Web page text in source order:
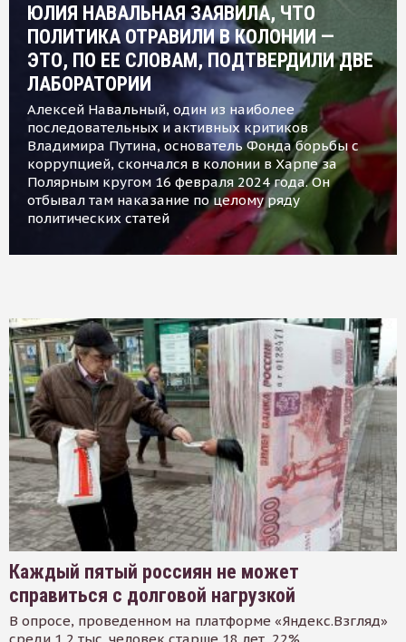
ЮЛИЯ НАВАЛЬНАЯ ЗАЯВИЛА, ЧТО
ПОЛИТИКА ОТРАВИЛИ В КОЛОНИИ —
ЭТО, ПО ЕЕ СЛОВАМ, ПОДТВЕРДИЛИ ДВЕ
ЛАБОРАТОРИИ
Алексей Навальный, один из наиболее
последовательных и активных критиков
Владимира Путина, основатель Фонда борьбы с
коррупцией, скончался в колонии в Харпе за
Полярным кругом 16 февраля 2024 года. Он
отбывал там наказание по целому ряду
политических статей
Каждый пятый россиян не может
справиться с долговой нагрузкой
В опросе, проведенном на платформе «Яндекс.Взгляд»
среди 1,2 тыс. человек старше 18 лет, 22%